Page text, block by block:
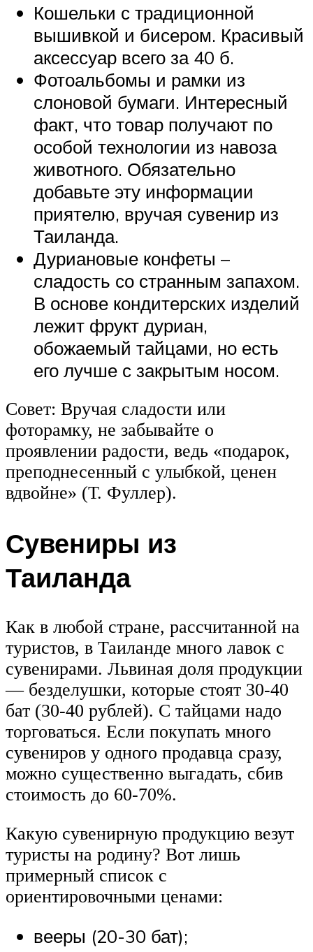
Кошельки с традиционной
вышивкой и бисером. Красивый
аксессуар всего за 40 б.
Фотоальбомы и рамки из
слоновой бумаги. Интересный
факт, что товар получают по
особой технологии из навоза
животного. Обязательно
добавьте эту информации
приятелю, вручая сувенир из
Таиланда.
Дуриановые конфеты –
сладость со странным запахом.
В основе кондитерских изделий
лежит фрукт дуриан,
обожаемый тайцами, но есть
его лучше с закрытым носом.
Совет: Вручая сладости или
фоторамку, не забывайте о
проявлении радости, ведь «подарок,
преподнесенный с улыбкой, ценен
вдвойне» (Т. Фуллер).
Сувениры из
Таиланда
Как в любой стране, рассчитанной на
туристов, в Таиланде много лавок с
сувенирами. Львиная доля продукции
— безделушки, которые стоят 30-40
бат (30-40 рублей). С тайцами надо
торговаться. Если покупать много
сувениров у одного продавца сразу,
можно существенно выгадать, сбив
стоимость до 60-70%.
Какую сувенирную продукцию везут
туристы на родину? Вот лишь
примерный список с
ориентировочными ценами:
вееры (20-30 бат);